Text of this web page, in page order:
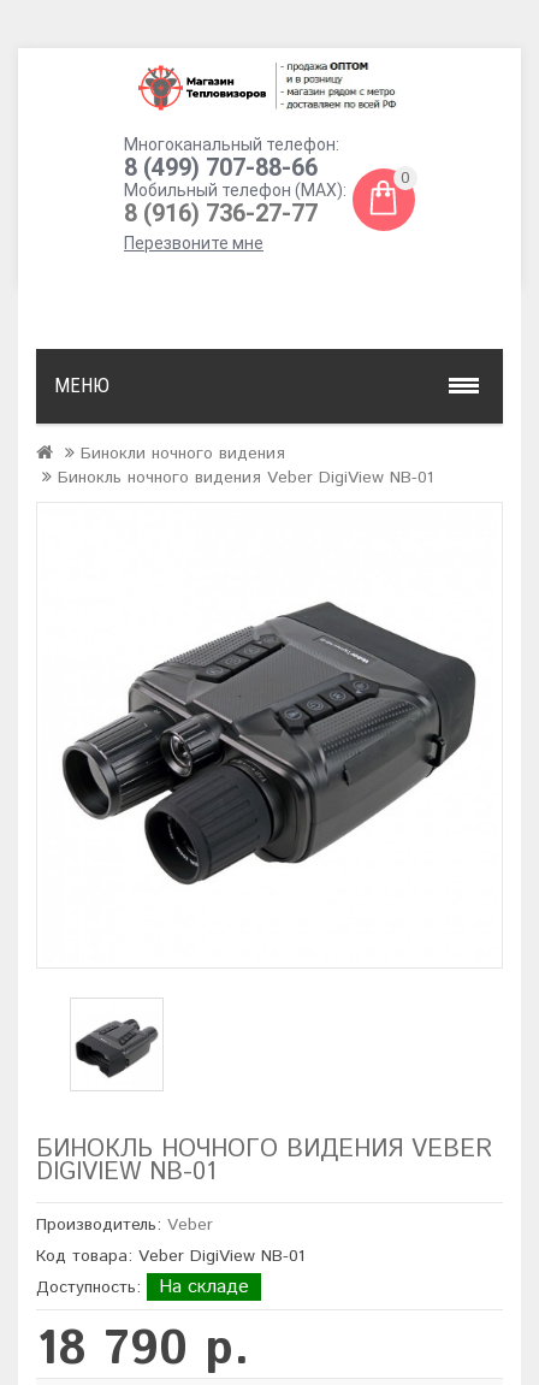
Многоканальный телефон:
8 (499) 707-88-66
Мобильный телефон (MAX):
8 (916) 736-27-77
Перезвоните мне
0
МЕНЮ
Бинокли ночного видения
Бинокль ночного видения Veber DigiView NB-01
БИНОКЛЬ НОЧНОГО ВИДЕНИЯ VEBER
DIGIVIEW NB-01
Производитель: Veber
Код товара: Veber DigiView NB-01
Доступность:
На складе
18 790 р.